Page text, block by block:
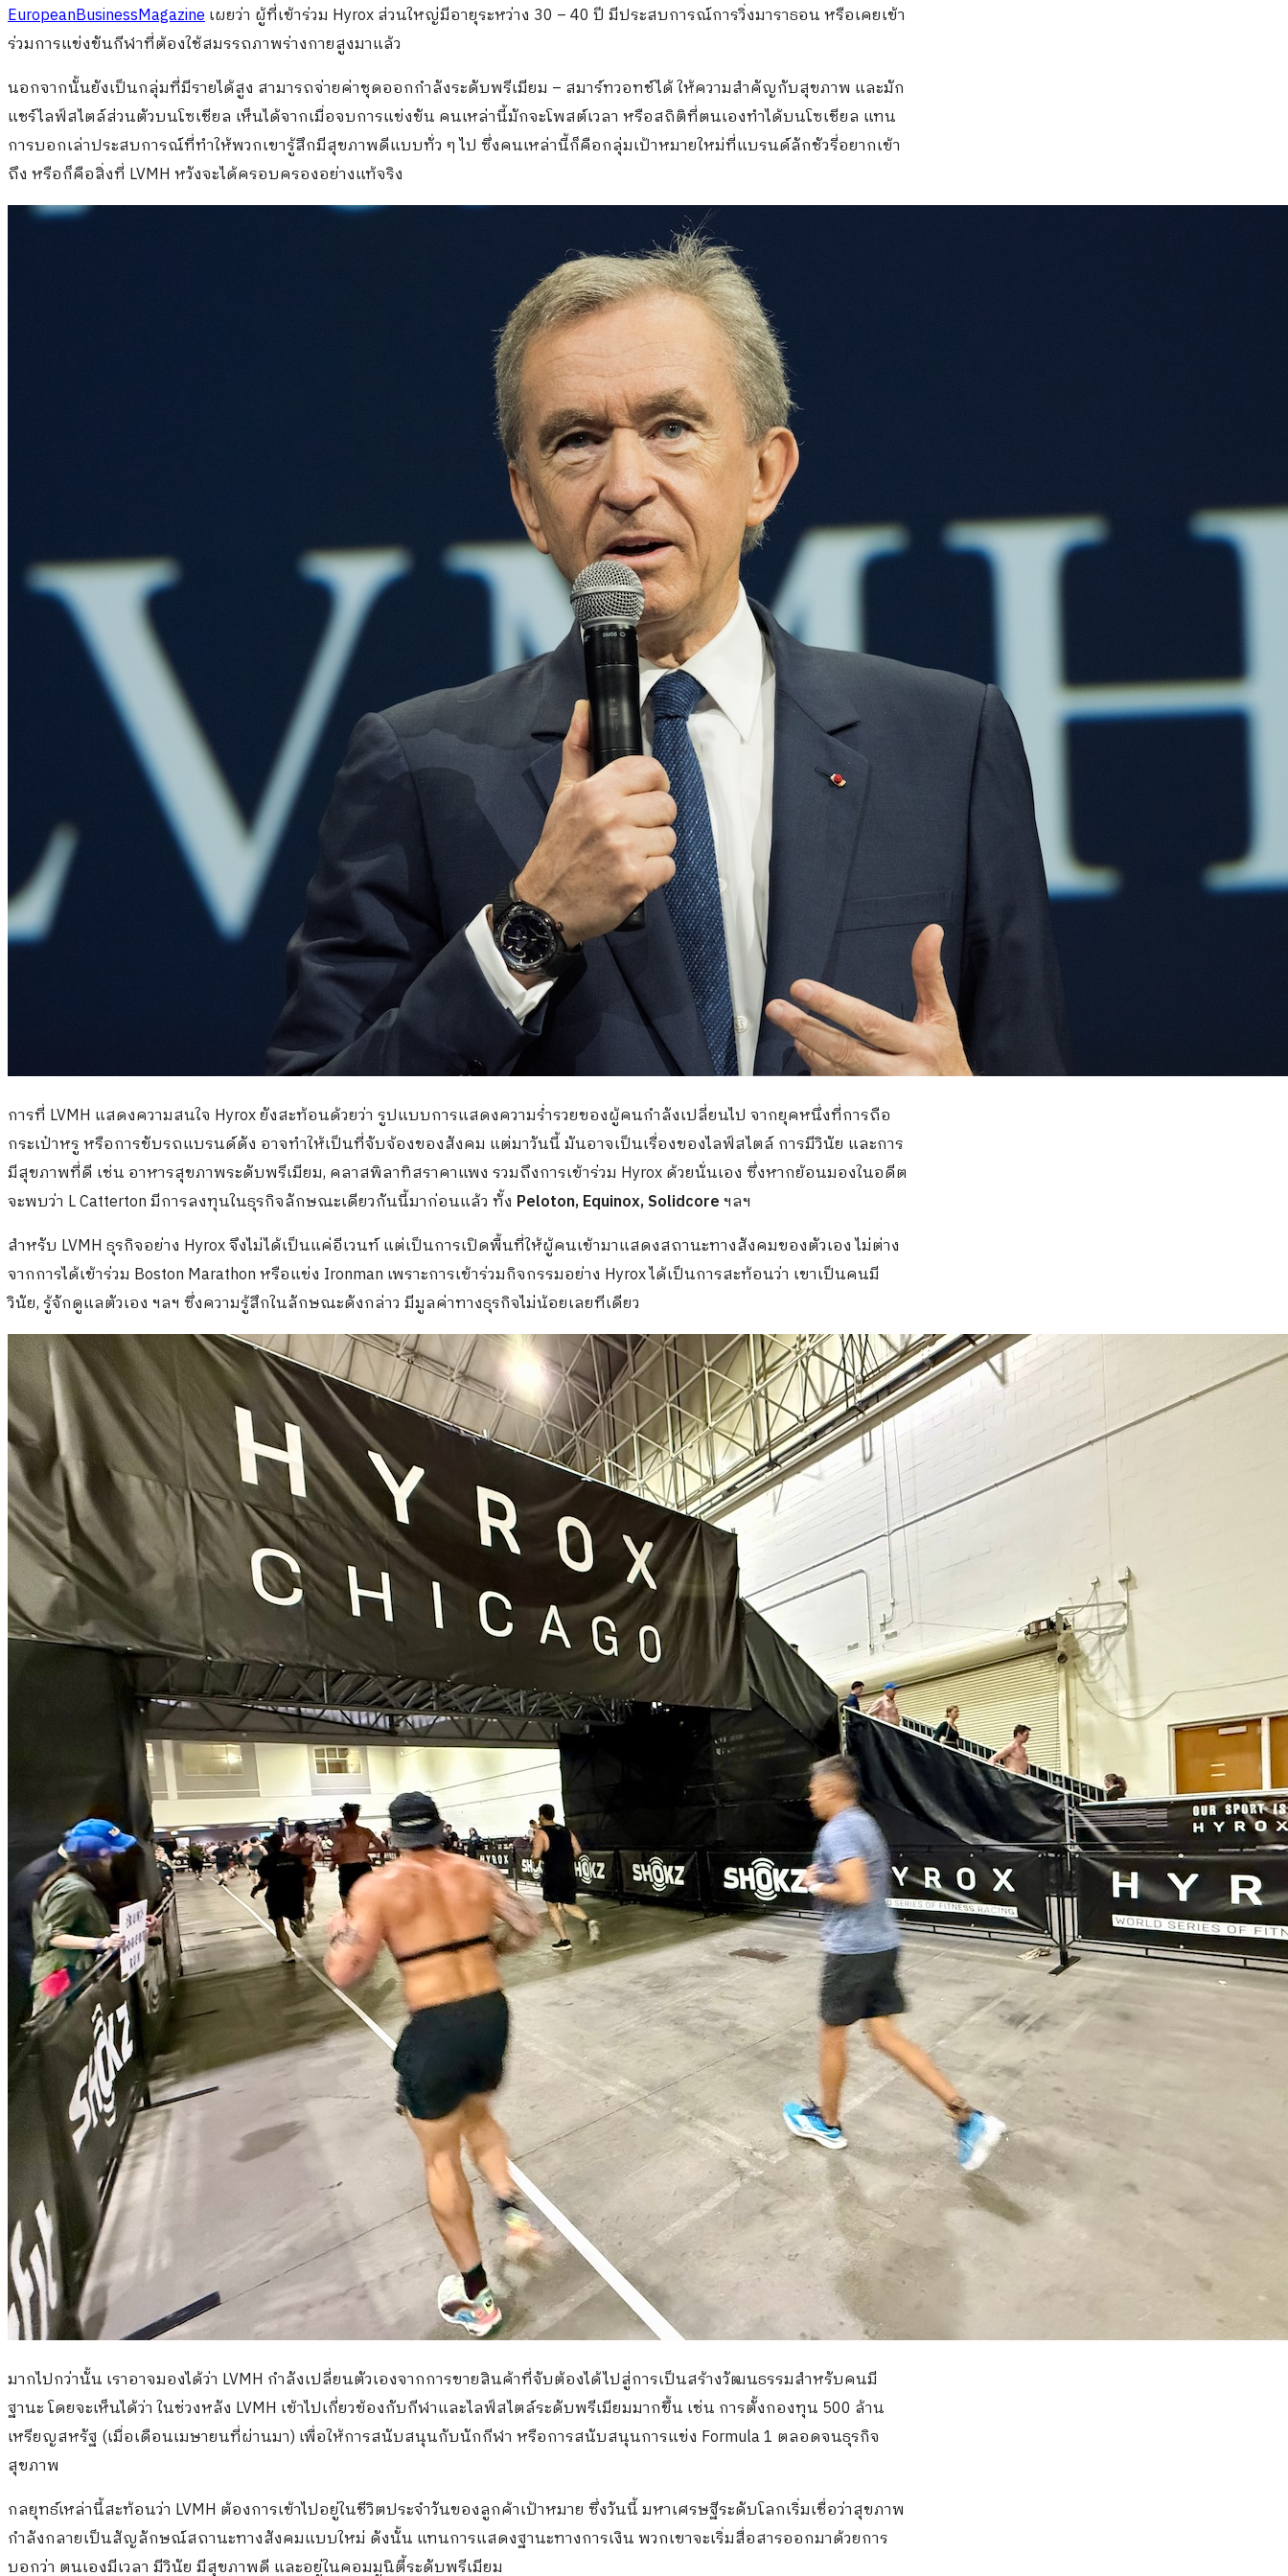
EuropeanBusinessMagazineเผยว่า ผู้ที่เข้าร่วม Hyrox ส่วนใหญ่มีอายุระหว่าง 30 – 40 ปี มีประสบการณ์การวิ่งมาราธอน หรือเคยเข้า
ร่วมการแข่งขันกีฬาที่ต้องใช้สมรรถภาพร่างกายสูงมาแล้ว
นอกจากนั้นยังเป็นกลุ่มที่มีรายได้สูง สามารถจ่ายค่าชุดออกกำลังระดับพรีเมียม – สมาร์ทวอทช์ได้ ให้ความสำคัญกับสุขภาพ และมัก
แชร์ไลฟ์สไตล์ส่วนตัวบนโซเชียล เห็นได้จากเมื่อจบการแข่งขัน คนเหล่านี้มักจะโพสต์เวลา หรือสถิติที่ตนเองทำได้บนโซเชียล แทน
การบอกเล่าประสบการณ์ที่ทําให้พวกเขารู้สึกมีสุขภาพดีแบบทั่ว ๆ ไป ซึ่งคนเหล่านี้ก็คือกลุ่มเป้าหมายใหม่ที่แบรนด์ลักชัวรี่อยากเข้า
ถึง หรือก็คือสิ่งที่ LVMH หวังจะได้ครอบครองอย่างแท้จริง
การที่ LVMH แสดงความสนใจ Hyrox ยังสะท้อนด้วยว่า รูปแบบการแสดงความร่ำรวยของผู้คนกำลังเปลี่ยนไป จากยุคหนึ่งที่การถือ
กระเป๋าหรู หรือการขับรถแบรนด์ดัง อาจทำให้เป็นที่จับจ้องของสังคม แต่มาวันนี้ มันอาจเป็นเรื่องของไลฟ์สไตล์ การมีวินัย และการ
มีสุขภาพที่ดี เช่น อาหารสุขภาพระดับพรีเมียม, คลาสพิลาทิสราคาแพง รวมถึงการเข้าร่วม Hyrox ด้วยนั่นเอง ซึ่งหากย้อนมองในอดีต
จะพบว่า L Catterton มีการลงทุนในธุรกิจลักษณะเดียวกันนี้มาก่อนแล้ว ทั้ง Peloton, Equinox, Solidcoreฯลฯ
สำหรับ LVMH ธุรกิจอย่าง Hyrox จึงไม่ได้เป็นแค่อีเวนท์ แต่เป็นการเปิดพื้นที่ให้ผู้คนเข้ามาแสดงสถานะทางสังคมของตัวเอง ไม่ต่าง
จากการได้เข้าร่วม Boston Marathon หรือแข่ง Ironman เพราะการเข้าร่วมกิจกรรมอย่าง Hyrox ได้เป็นการสะท้อนว่า เขาเป็นคนมี
วินัย, รู้จักดูแลตัวเอง ฯลฯ ซึ่งความรู้สึกในลักษณะดังกล่าว มีมูลค่าทางธุรกิจไม่น้อยเลยทีเดียว
มากไปกว่านั้น เราอาจมองได้ว่า LVMH กำลังเปลี่ยนตัวเองจากการขายสินค้าที่จับต้องได้ไปสู่การเป็นสร้างวัฒนธรรมสำหรับคนมี
ฐานะ โดยจะเห็นได้ว่า ในช่วงหลัง LVMH เข้าไปเกี่ยวข้องกับกีฬาและไลฟ์สไตล์ระดับพรีเมียมมากขึ้น เช่น การตั้งกองทุน 500 ล้าน
เหรียญสหรัฐ (เมื่อเดือนเมษายนที่ผ่านมา) เพื่อให้การสนับสนุนกับนักกีฬา หรือการสนับสนุนการแข่ง Formula 1 ตลอดจนธุรกิจ
สุขภาพ
กลยุทธ์เหล่านี้สะท้อนว่า LVMH ต้องการเข้าไปอยู่ในชีวิตประจำวันของลูกค้าเป้าหมาย ซึ่งวันนี้ มหาเศรษฐีระดับโลกเริ่มเชื่อว่าสุขภาพ
กำลังกลายเป็นสัญลักษณ์สถานะทางสังคมแบบใหม่ ดังนั้น แทนการแสดงฐานะทางการเงิน พวกเขาจะเริ่มสื่อสารออกมาด้วยการ
บอกว่า ตนเองมีเวลา มีวินัย มีสุขภาพดี และอยู่ในคอมมูนิตี้ระดับพรีเมียม